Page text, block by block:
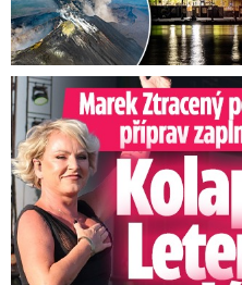
Marek Ztracený na Letné: